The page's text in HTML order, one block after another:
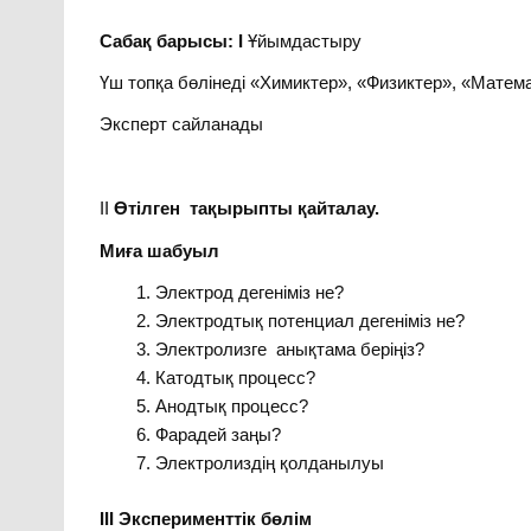
Сабақ барысы: ІҰйымдастыру
Үш топқа бөлінеді «Химиктер», «Физиктер»,
Эксперт сайланады
ІІӨтілген тақырыпты қайталау.
Миға шабуыл
Электрод дегеніміз не?
Электродтық потенциал дегеніміз не?
Электролизге анықтама беріңіз?
Катодтық процесс?
Анодтық процесс?
Фарадей заңы?
Электролиздің қолданылуы
ІІІ Эксперименттік бөлім